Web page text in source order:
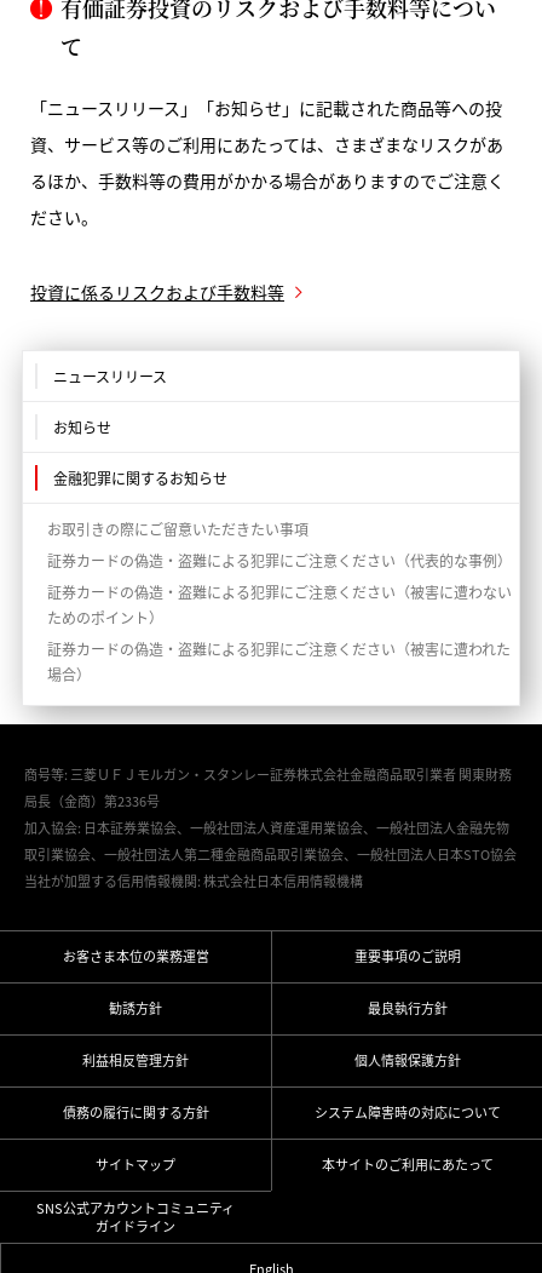
有価証券投資のリスクおよび手数料等につい
て
「ニュースリリース」「お知らせ」に記載された商品等への投
資、サービス等のご利用にあたっては、さまざまなリスクがあ
るほか、手数料等の費用がかかる場合がありますのでご注意く
ださい。
投資に係るリスクおよび手数料等
ニュースリリース
お知らせ
金融犯罪に関するお知らせ
お取引きの際にご留意いただきたい事項
証券カードの偽造・盗難による犯罪にご注意ください（代表的な事例）
証券カードの偽造・盗難による犯罪にご注意ください（被害に遭わない
ためのポイント）
証券カードの偽造・盗難による犯罪にご注意ください（被害に遭われた
場合）
商号等: 三菱ＵＦＪモルガン・スタンレー証券株式会社金融商品取引業者 関東財務
局長（金商）第2336号
加入協会: 日本証券業協会、一般社団法人資産運用業協会、一般社団法人金融先物
取引業協会、一般社団法人第二種金融商品取引業協会、一般社団法人日本STO協会
当社が加盟する信用情報機関: 株式会社日本信用情報機構
お客さま本位の業務運営 重要事項のご説明
勧誘方針 最良執行方針
利益相反管理方針 個人情報保護方針
債務の履行に関する方針 システム障害時の対応について
サイトマップ 本サイトのご利用にあたって
SNS公式アカウントコミュニティ
ガイドライン
English